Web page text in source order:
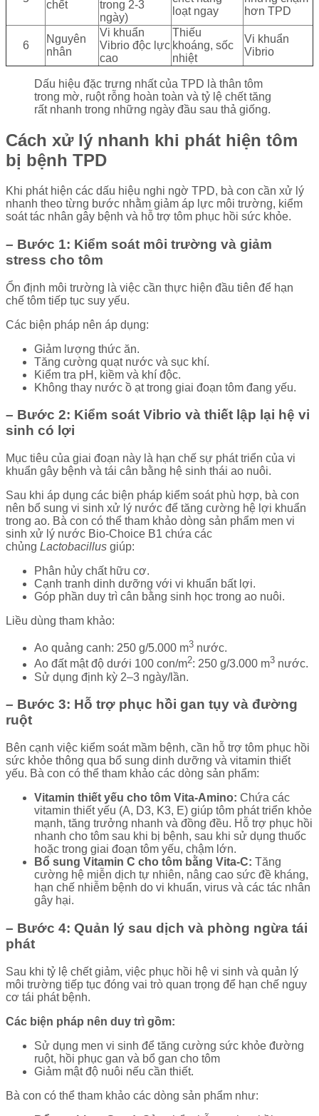
chết
trong 2-3
ngày)
loạt ngay
hơn TPD
6
Nguyên
nhân
Vi khuẩn
Vibrio độc lực
cao
Thiếu
khoáng, sốc
nhiệt
Vi khuẩn
Vibrio
Dấu hiệu đặc trưng nhất của TPD là thân tôm
trong mờ, ruột rỗng hoàn toàn và tỷ lệ chết tăng
rất nhanh trong những ngày đầu sau thả giống.
Cách xử lý nhanh khi phát hiện tôm
bị bệnh TPD
Khi phát hiện các dấu hiệu nghi ngờ TPD, bà con cần xử lý
nhanh theo từng bước nhằm giảm áp lực môi trường, kiểm
soát tác nhân gây bệnh và hỗ trợ tôm phục hồi sức khỏe.
– Bước 1: Kiểm soát môi trường và giảm
stress cho tôm
Ổn định môi trường là việc cần thực hiện đầu tiên để hạn
chế tôm tiếp tục suy yếu.
Các biện pháp nên áp dụng:
Giảm lượng thức ăn.
Tăng cường quạt nước và sục khí.
Kiểm tra pH, kiềm và khí độc.
Không thay nước ồ ạt trong giai đoạn tôm đang yếu.
– Bước 2: Kiểm soát Vibrio và thiết lập lại hệ vi
sinh có lợi
Mục tiêu của giai đoạn này là hạn chế sự phát triển của vi
khuẩn gây bệnh và tái cân bằng hệ sinh thái ao nuôi.
Sau khi áp dụng các biện pháp kiểm soát phù hợp, bà con
nên bổ sung vi sinh xử lý nước để tăng cường hệ lợi khuẩn
trong ao. Bà con có thể tham khảo dòng sản phẩm men vi
sinh xử lý nước Bio-Choice B1 chứa các
chủng Lactobacillus giúp:
Phân hủy chất hữu cơ.
Cạnh tranh dinh dưỡng với vi khuẩn bất lợi.
Góp phần duy trì cân bằng sinh học trong ao nuôi.
Liều dùng tham khảo:
Ao quảng canh: 250 g/5.000 m3 nước.
Ao đất mật độ dưới 100 con/m2: 250 g/3.000 m3 nước.
Sử dụng định kỳ 2–3 ngày/lần.
– Bước 3: Hỗ trợ phục hồi gan tụy và đường
ruột
Bên cạnh việc kiểm soát mầm bệnh, cần hỗ trợ tôm phục hồi
sức khỏe thông qua bổ sung dinh dưỡng và vitamin thiết
yếu. Bà con có thể tham khảo các dòng sản phẩm:
Vitamin thiết yếu cho tôm Vita-Amino: Chứa các
vitamin thiết yếu (A, D3, K3, E) giúp tôm phát triển khỏe
mạnh, tăng trưởng nhanh và đồng đều. Hỗ trợ phục hồi
nhanh cho tôm sau khi bị bệnh, sau khi sử dụng thuốc
hoặc trong giai đoạn tôm yếu, chậm lớn.
Bổ sung Vitamin C cho tôm bằng Vita-C: Tăng
cường hệ miễn dịch tự nhiên, nâng cao sức đề kháng,
hạn chế nhiễm bệnh do vi khuẩn, virus và các tác nhân
gây hại.
– Bước 4: Quản lý sau dịch và phòng ngừa tái
phát
Sau khi tỷ lệ chết giảm, việc phục hồi hệ vi sinh và quản lý
môi trường tiếp tục đóng vai trò quan trọng để hạn chế nguy
cơ tái phát bệnh.
Các biện pháp nên duy trì gồm:
Sử dụng men vi sinh để tăng cường sức khỏe đường
ruột, hồi phục gan và bổ gan cho tôm
Giảm mật độ nuôi nếu cần thiết.
Bà con có thể tham khảo các dòng sản phẩm như: